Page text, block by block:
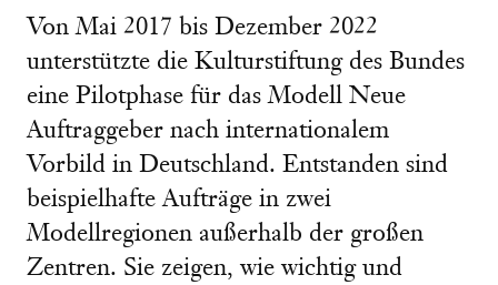
Von Mai 2017 bis Dezember 2022
unterstützte die Kulturstiftung des Bundes
eine Pilotphase für das Modell Neue
Auftraggeber nach internationalem
Vorbild in Deutschland. Entstanden sind
beispielhafte Aufträge in zwei
Modellregionen außerhalb der großen
Zentren. Sie zeigen, wie wichtig und